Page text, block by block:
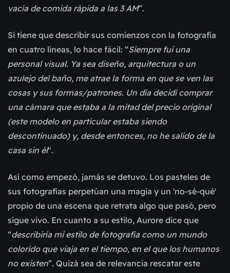
vacía de comida rápida a las 3 AM”.
Si tiene que describir sus comienzos con la fotografía
en cuatro líneas, lo hace fácil: “Siempre fui una
personal visual. Ya sea diseño, arquitectura o un
azulejo del baño, me atrae la forma en que se ven las
cosas y sus formas/patrones. Un día decidí comprar
una cámara que estaba a la mitad del precio original
(este modelo en particular estaba siendo
descontinuado) y, desde entonces, no he salido de la
casa sin él".
Así como empezó, jamás se detuvo. Los pasteles de
sus fotografías perpetúan una magia y un 'no-sé-qué'
propio de una escena que retrata algo que pasó, pero
sigue vivo. En cuanto a su estilo, Aurore dice que
“describiría mi estilo de fotografía como un mundo
colorido que viaja en el tiempo, en el que los humanos
no existen”. Quizá sea de relevancia rescatar este